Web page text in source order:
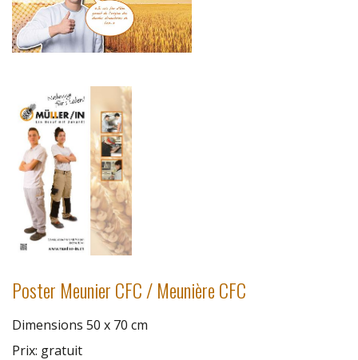
Poster Meunier CFC / Meunière CFC
Dimensions 50 x 70 cm
Prix: gratuit